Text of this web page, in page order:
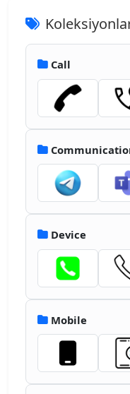
Call
Device
Mobile